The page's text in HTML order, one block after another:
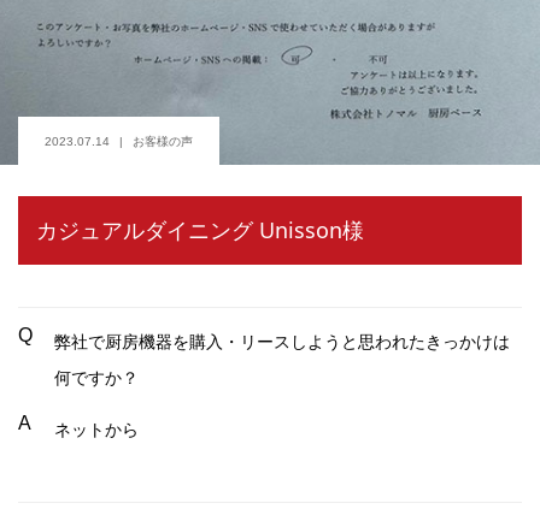
2023.07.14 お客様の声
カジュアルダイニング Unisson様
Q
弊社で厨房機器を購入・リースしようと思われたきっかけは
何ですか？
A ネットから